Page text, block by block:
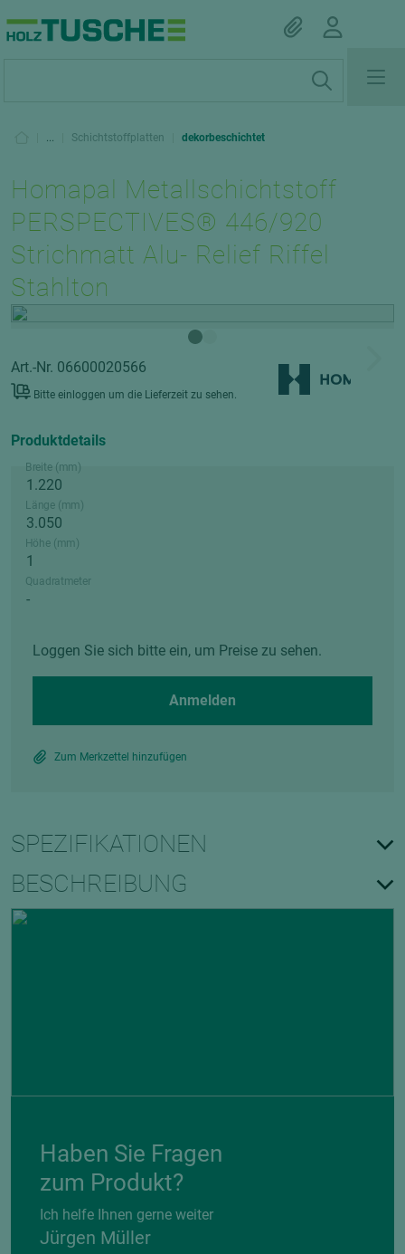
... Schichtstoffplatten dekorbeschichtet
Homapal Metallschichtstoff
PERSPECTIVES® 446/920
Strichmatt Alu- Relief Riffel
Stahlton
Art.-Nr. 06600020566
Bitte einloggen um die Lieferzeit zu sehen.
Produktdetails
Breite (mm)
Länge (mm)
Höhe (mm)
Quadratmeter
Loggen Sie sich bitte ein, um Preise zu sehen.
Anmelden
Zum Merkzettel hinzufügen
SPEZIFIKATIONEN
BESCHREIBUNG
Haben Sie Fragen
zum Produkt?
Ich helfe Ihnen gerne weiter
Jürgen Müller